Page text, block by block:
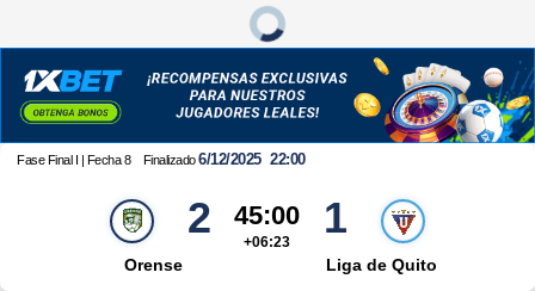
Fase Final I | Fecha 8 Finalizado 6/12/2025 22:00
Orense
2 45:00
+06:23 1
Liga de Quito